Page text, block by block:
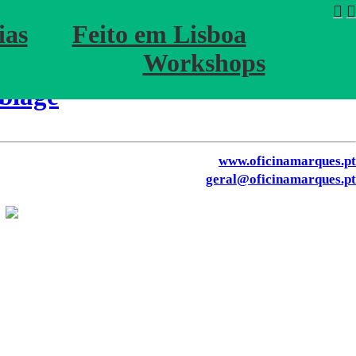
Feito em Lisboa
Workshops
︎ ︎
www.oficinamarques.pt
geral@oficinamarques.pt